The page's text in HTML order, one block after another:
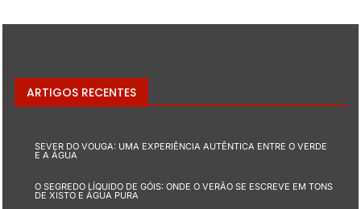
ARTIGOS RECENTES
SEVER DO VOUGA: UMA EXPERIÊNCIA AUTÊNTICA ENTRE O VERDE
E A ÁGUA
O SEGREDO LÍQUIDO DE GÓIS: ONDE O VERÃO SE ESCREVE EM TONS
DE XISTO E ÁGUA PURA